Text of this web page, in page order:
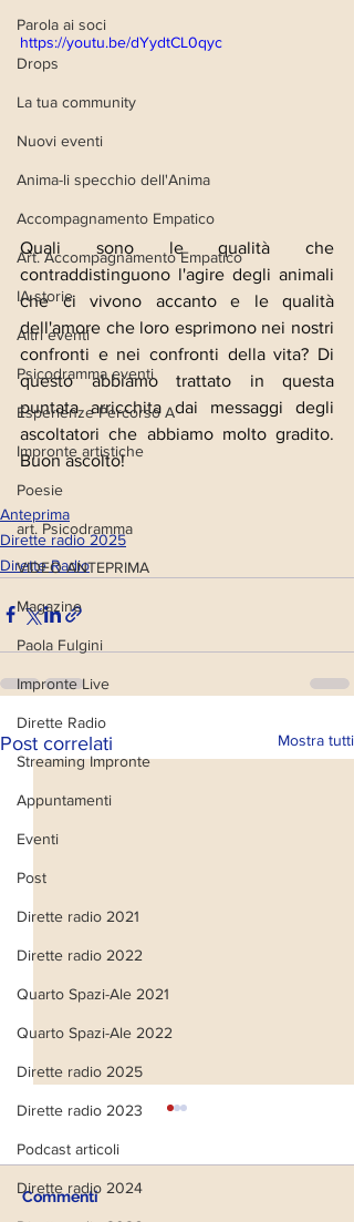
Parola ai soci
Drops
La tua community
Nuovi eventi
Anima-li specchio dell'Anima
Accompagnamento Empatico
Art. Accompagnamento Empatico
IA storie
Altri eventi
Psicodramma eventi
Esperienze Percorso A
Impronte artistiche
Poesie
art. Psicodramma
VIDEO ANTEPRIMA
Magazine
Paola Fulgini
Impronte Live
Dirette Radio
Streaming Impronte
Appuntamenti
Eventi
Post
Dirette radio 2021
Dirette radio 2022
Quarto Spazi-Ale 2021
Quarto Spazi-Ale 2022
Dirette radio 2025
Dirette radio 2023
Podcast articoli
Dirette radio 2024
https://youtu.be/dYydtCL0qyc
Quali sono le qualità che
contraddistinguono l'agire degli animali
che ci vivono accanto e le qualità
dell'amore che loro esprimono nei nostri
confronti e nei confronti della vita? Di
questo abbiamo trattato in questa
puntata arricchita dai messaggi degli
ascoltatori che abbiamo molto gradito.
Buon ascolto!
Anteprima
Dirette radio 2025
Dirette Radio
Post correlati Mostra tutti
Commenti